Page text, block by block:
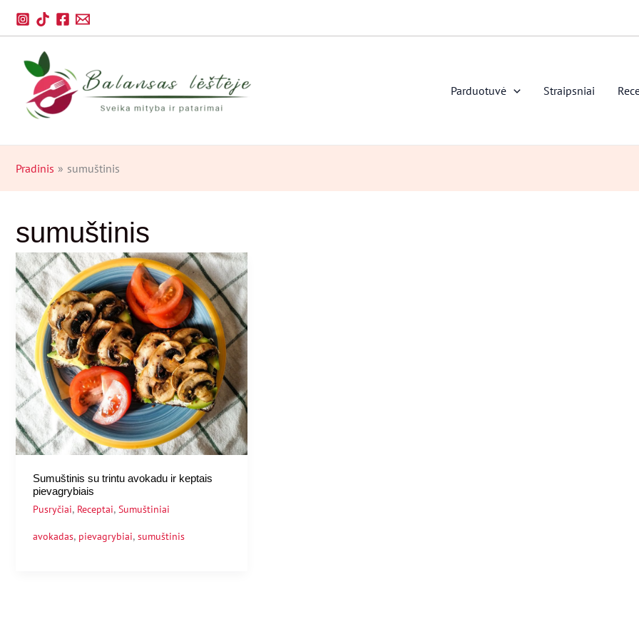
prie
Parduotuvė Straipsniai
Pradinis sumuštinis
sumuštinis
Sumuštinis su trintu avokadu ir keptais
pievagrybiais
Pusryčiai, Receptai, Sumuštiniai
avokadas, pievagrybiai, sumuštinis